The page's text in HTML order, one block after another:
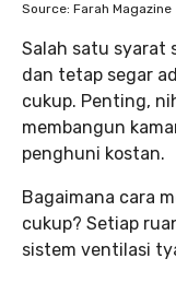
Source: Farah Magazine
Salah satu syarat
dan tetap segar
cukup. Penting,
membangun
penghuni kostan.
Bagaimana cara
cukup? Setiap
sistem ventilasi